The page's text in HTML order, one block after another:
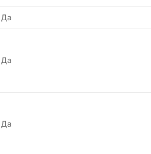
Да
Да
Да